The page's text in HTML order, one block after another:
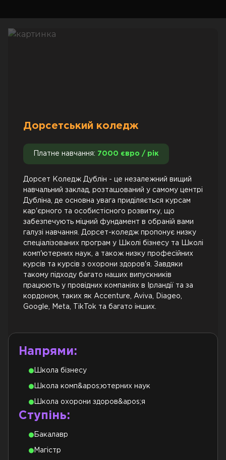
Дорсетський коледж
Платне навчання: 7000 євро / рік
Дорсет Коледж Дублін - це незалежний вищий
навчальний заклад, розташований у самому центрі
Дубліна, де основна увага приділяється курсам
кар'єрного та особистісного розвитку, що
забезпечують міцний фундамент в обраній вами
галузі навчання. Дорсет-коледж пропонує низку
спеціалізованих програм у Школі бізнесу та Школі
комп'ютерних наук, а також низку професійних
курсів та курсів з охорони здоров'я. Завдяки
такому підходу багато наших випускників
працюють у провідних компаніях в Ірландії та за
кордоном, таких як Accenture, Aviva, Diageo,
Google, Meta, TikTok та багато інших.
Напрями:
Школа бізнесу
Школа комп&apos;ютерних наук
Школа охорони здоров&apos;я
Ступінь:
Бакалавр
Магістр